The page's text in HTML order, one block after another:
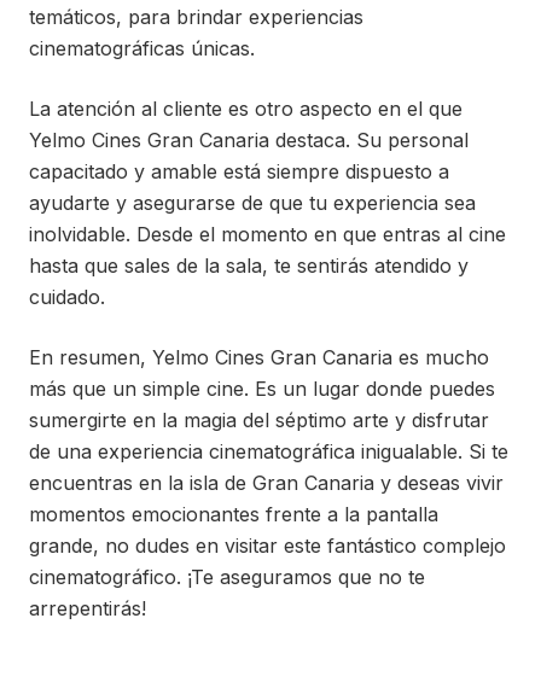
temáticos, para brindar experiencias
cinematográficas únicas.
La atención al cliente es otro aspecto en el que
Yelmo Cines Gran Canaria destaca. Su personal
capacitado y amable está siempre dispuesto a
ayudarte y asegurarse de que tu experiencia sea
inolvidable. Desde el momento en que entras al cine
hasta que sales de la sala, te sentirás atendido y
cuidado.
En resumen, Yelmo Cines Gran Canaria es mucho
más que un simple cine. Es un lugar donde puedes
sumergirte en la magia del séptimo arte y disfrutar
de una experiencia cinematográfica inigualable. Si te
encuentras en la isla de Gran Canaria y deseas vivir
momentos emocionantes frente a la pantalla
grande, no dudes en visitar este fantástico complejo
cinematográfico. ¡Te aseguramos que no te
arrepentirás!